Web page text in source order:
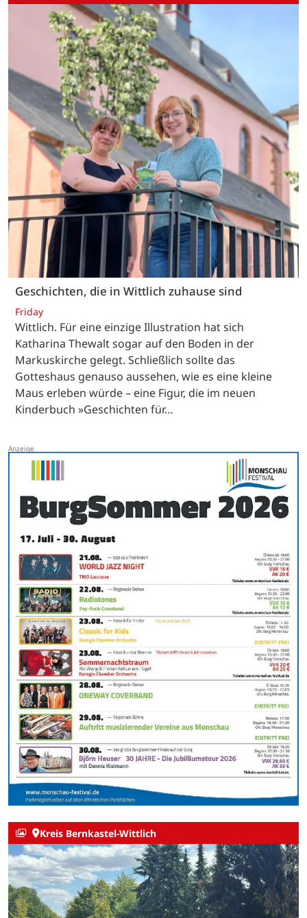
Geschichten, die in Wittlich zuhause sind
Friday
Wittlich. Für eine einzige Illustration hat sich
Katharina Thewalt sogar auf den Boden in der
Markuskirche gelegt. Schließlich sollte das
Gotteshaus genauso aussehen, wie es eine kleine
Maus erleben würde – eine Figur, die im neuen
Kinderbuch »Geschichten für…
Kreis Bernkastel-Wittlich